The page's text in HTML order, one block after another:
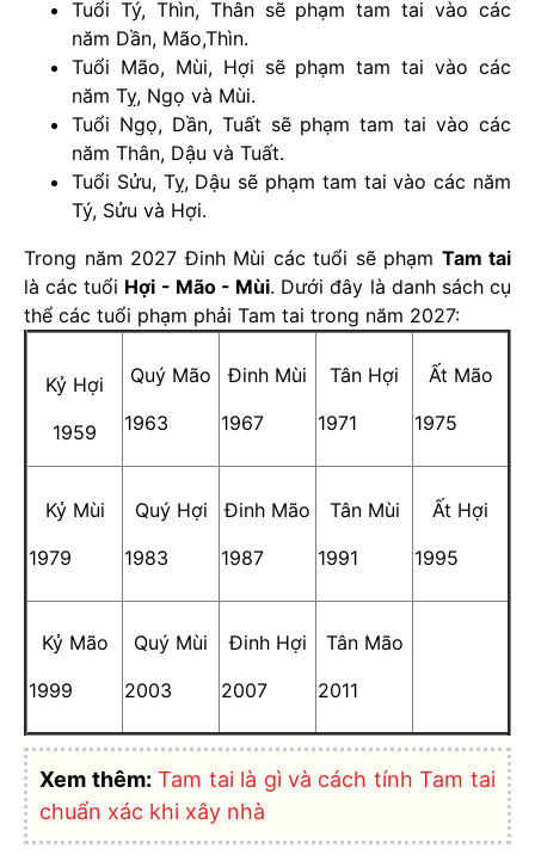
Tuổi Tý, Thìn, Thân sẽ phạm tam tai vào các
năm Dần, Mão,Thìn.
Tuổi Mão, Mùi, Hợi sẽ phạm tam tai vào các
năm Tỵ, Ngọ và Mùi.
Tuổi Ngọ, Dần, Tuất sẽ phạm tam tai vào các
năm Thân, Dậu và Tuất.
Tuổi Sửu, Tỵ, Dậu sẽ phạm tam tai vào các năm
Tý, Sửu và Hợi.
Trong năm 2027 Đinh Mùi các tuổi sẽ phạm Tam tai
là các tuổi Hợi - Mão - Mùi. Dưới đây là danh sách cụ
thể các tuổi phạm phải Tam tai trong năm 2027:
Kỷ Hợi
1959
Quý Mão
1963
Đinh Mùi
1967
Tân Hợi
1971
Ất Mão
1975
Kỷ Mùi
1979
Quý Hợi
1983
Đinh Mão
1987
Tân Mùi
1991
Ất Hợi
1995
Kỷ Mão
1999
Quý Mùi
2003
Đinh Hợi
2007
Tân Mão
2011
Xem thêm: Tam tai là gì và cách tính Tam tai
chuẩn xác khi xây nhà